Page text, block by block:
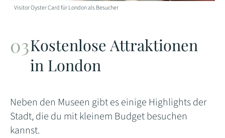
Visitor Oyster Card für London als Besucher
Kostenlose Attraktionen
in London
Neben den Museen gibt es einige Highlights der
Stadt, die du mit kleinem Budget besuchen
kannst.